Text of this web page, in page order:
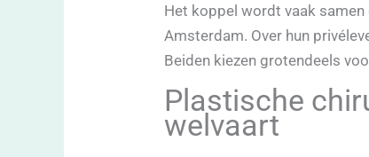
Het koppel wordt vaak
Amsterdam. Over hun
Beiden kiezen grotendeels
Plastische
welvaart